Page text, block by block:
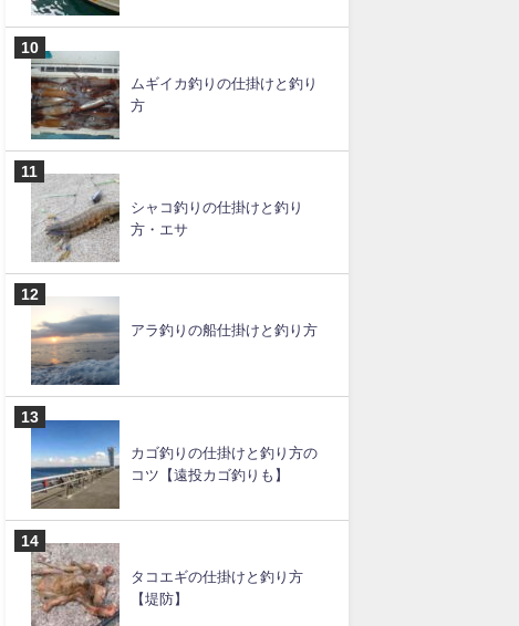
イカの締め方と持ち帰り方法
キス釣りの船仕掛け（天秤）
シャコ釣りの仕掛けと釣り
アラ釣りの船仕掛けと釣り方